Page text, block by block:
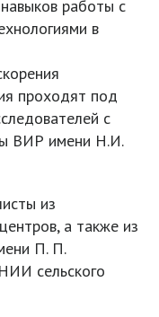
работы с
в
проходят под
с
ВИР имени Н.И.
из
а также из
П. П.
сельского